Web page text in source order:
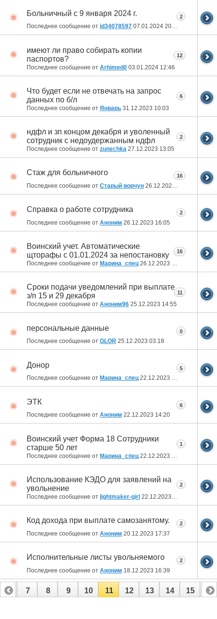
Больничный с 9 января 2024 г.
Последнее сообщение от id34078597 07.01.2024 20:54
2
имеют ли право собирать копии
паспортов?
Последнее сообщение от Arhimed0 03.01.2024 12:46
12
Что будет если не отвечать на запрос
данных по б/л
Последнее сообщение от Январь 31.12.2023 10:03
6
ндфл и зп концом декабря и уволенный
сотрудник с недоудержанным ндфл
Последнее сообщение от zunechka 27.12.2023 13:05
2
Стаж для больничного
Последнее сообщение от Старый ворчун 26.12.2023 19:04
16
Справка о работе сотрудника
Последнее сообщение от Аноним 26.12.2023 16:05
2
Воинский учет. Автоматические
щторафы с 01.01.2024 за непостановку
Последнее сообщение от Марина_спец26.12.2023 10:52
16
Сроки подачи уведомлений при выплате
з/п 15 и 29 декабря
Последнее сообщение от Аноним96 25.12.2023 14:55
11
персональные данные
Последнее сообщение от GLOR 25.12.2023 03:18
0
Донор
Последнее сообщение от Марина_спец22.12.2023 16:18
5
ЭТК
Последнее сообщение от Аноним 22.12.2023 14:20
6
Воинский учет Форма 18 Сотрудники
старше 50 лет
Последнее сообщение от Марина_спец 22.12.2023
1
Использование КЭДО для заявлений на
увольнение
Последнее сообщение от lightmaker-girl 22.12.2023
2
Код дохода при выплате самозанятому.
Последнее сообщение от Аноним 20.12.2023 17:37
2
Исполнительные листы увольняемого
Последнее сообщение от Аноним 18.12.2023 16:39
2
6 7 8 9 10 11 12 13 14 15 16